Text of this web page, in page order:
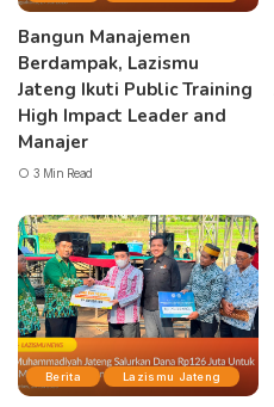
Bangun Manajemen
Berdampak, Lazismu
Jateng Ikuti Public Training
High Impact Leader and
Manajer
3 Min Read
Berita Lazismu Jateng